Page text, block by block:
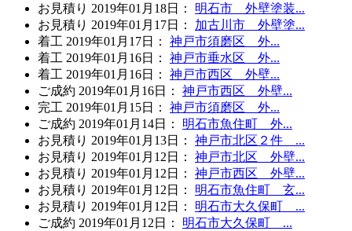
お見積り 2019年01月18日 ：
明石市 外壁塗装...
お見積り 2019年01月17日 ：
加古川市 外壁塗...
着工 2019年01月17日 ：
神戸市須磨区 外...
着工 2019年01月16日 ：
神戸市垂水区 外...
着工 2019年01月16日 ：
神戸市西区 外壁...
ご成約 2019年01月16日 ：
神戸市西区 外壁...
完工 2019年01月15日 ：
神戸市須磨区 外...
ご成約 2019年01月14日 ：
明石市魚住町 外...
お見積り 2019年01月13日 ：
神戸市北区２件 ...
お見積り 2019年01月12日 ：
神戸市北区 外壁...
お見積り 2019年01月12日 ：
神戸市西区 外壁...
お見積り 2019年01月12日 ：
明石市魚住町 玄...
お見積り 2019年01月12日 ：
明石市大久保町 ...
ご成約 2019年01月12日 ：
明石市大久保町 ...